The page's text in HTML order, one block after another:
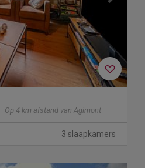
Op 4 km afstand van Agimont
3 slaapkamers